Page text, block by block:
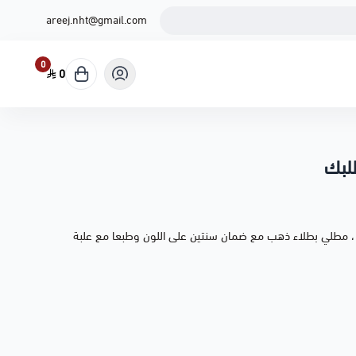
areej.nht@gmail.com
0
0
، مطلي بطلاء ذهب مع ضمان سنتين على اللون وطبعا مع علبة